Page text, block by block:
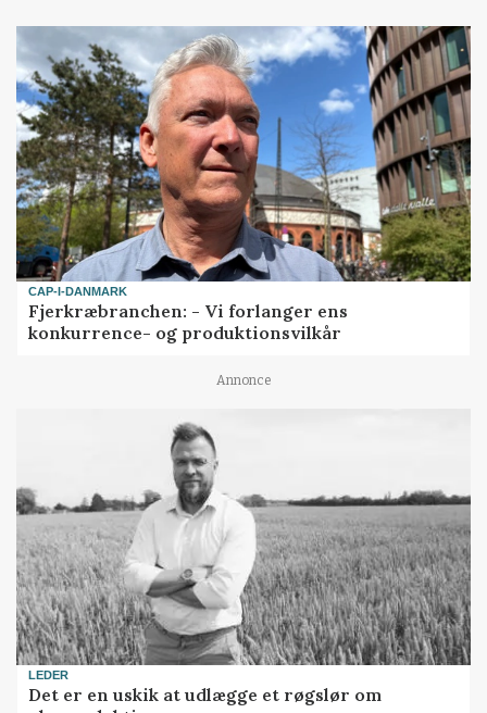
CAP-I-DANMARK
Fjerkræbranchen: - Vi forlanger ens
konkurrence- og produktionsvilkår
Annonce
LEDER
Det er en uskik at udlægge et røgslør om